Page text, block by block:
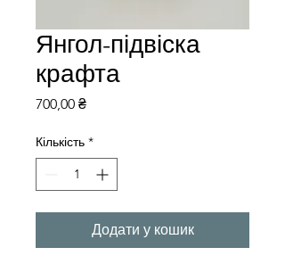
Янгол-підвіска
крафта
700,00 ₴Ціна
Кількість *
Додати у кошик